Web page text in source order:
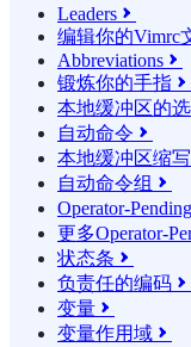
Leaders 
编辑你的Vimrc
Abbreviations 
锻炼你的手指 
本地缓冲区的
自动命令 
本地缓冲区缩写
自动命令组 
Operator-
更多Operator-
状态条 
负责任的编码 
变量 
变量作用域 